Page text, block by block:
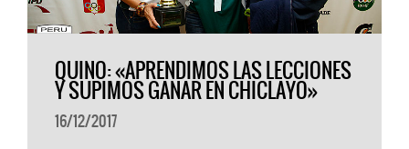
QUINO: «APRENDIMOS LAS LECCIONES
Y SUPIMOS GANAR EN CHICLAYO»
16/12/2017